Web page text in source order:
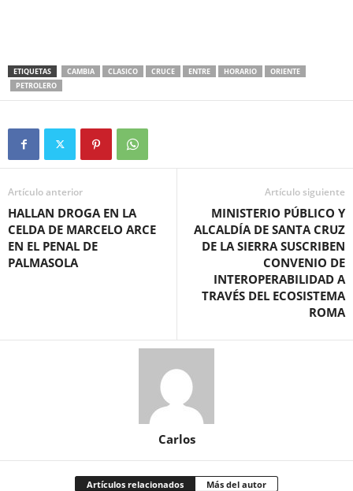
ETIQUETAS CAMBIA CLASICO CRUCE ENTRE HORARIO
ORIENTE
PETROLERO
Artículo anterior
HALLAN DROGA EN LA
CELDA DE MARCELO ARCE
EN EL PENAL DE
PALMASOLA
Artículo siguiente
MINISTERIO PÚBLICO Y
ALCALDÍA DE SANTA CRUZ
DE LA SIERRA SUSCRIBEN
CONVENIO DE
INTEROPERABILIDAD A
TRAVÉS DEL ECOSISTEMA
ROMA
Carlos
Artículos relacionados Más del autor